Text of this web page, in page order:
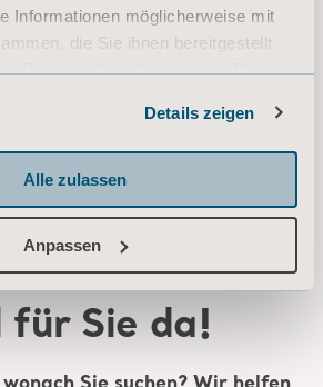
Informationen möglicherweise mit
die Sie ihnen bereitgestellt
Rahmen Ihrer Nutzung der Dienste
Details zeigen
Alle zulassen
Anpassen
für Sie da!